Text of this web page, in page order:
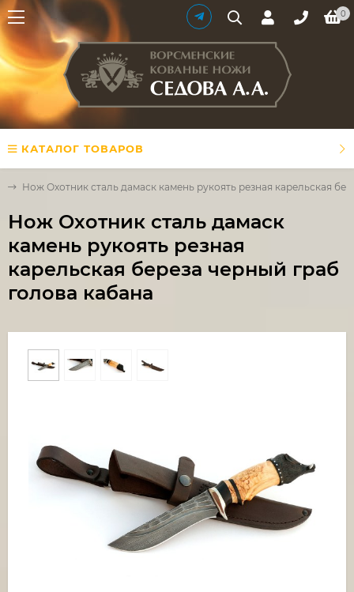
0
КАТАЛОГ ТОВАРОВ
Нож Охотник сталь дамаск камень рукоять резная карельская
Нож Охотник сталь дамаск
камень рукоять резная
карельская береза черный граб
голова кабана